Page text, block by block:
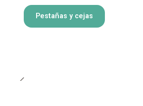
Pestañas y cejas